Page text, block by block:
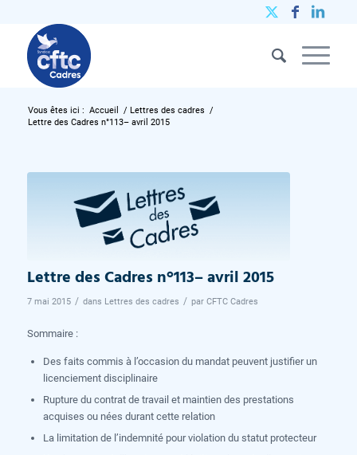
Vous êtes ici : Accueil / Lettres des cadres /
Lettre des Cadres n°113– avril 2015
Lettre des Cadres n°113– avril 2015
7 mai 2015 / dans Lettres des cadres / par CFTC Cadres
Sommaire :
Des faits commis à l’occasion du mandat peuvent justifier un
licenciement disciplinaire
Rupture du contrat de travail et maintien des prestations
acquises ou nées durant cette relation
La limitation de l’indemnité pour violation du statut protecteur